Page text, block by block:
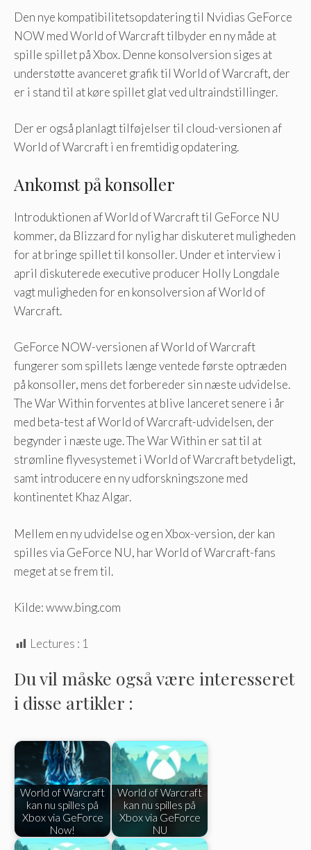
Den nye kompatibilitetsopdatering til Nvidias GeForce
NOW med World of Warcraft tilbyder en ny måde at
spille spillet på Xbox. Denne konsolversion siges at
understøtte avanceret grafik til World of Warcraft, der
er i stand til at køre spillet glat ved ultraindstillinger.
Der er også planlagt tilføjelser til cloud-versionen af ​​
World of Warcraft i en fremtidig opdatering.
Ankomst på konsoller
Introduktionen af ​​World of Warcraft til GeForce NU
kommer, da Blizzard for nylig har diskuteret muligheden
for at bringe spillet til konsoller. Under et interview i
april diskuterede executive producer Holly Longdale
vagt muligheden for en konsolversion af World of
Warcraft.
GeForce NOW-versionen af ​​World of Warcraft
fungerer som spillets længe ventede første optræden
på konsoller, mens det forbereder sin næste udvidelse.
The War Within forventes at blive lanceret senere i år
med beta-test af World of Warcraft-udvidelsen, der
begynder i næste uge. The War Within er sat til at
strømline flyvesystemet i World of Warcraft betydeligt,
samt introducere en ny udforskningszone med
kontinentet Khaz Algar.
Mellem en ny udvidelse og en Xbox-version, der kan
spilles via GeForce NU, har World of Warcraft-fans
meget at se frem til.
Kilde: www.bing.com
Lectures : 1
Du vil måske også være interesseret
i disse artikler :
World of Warcraft
kan nu spilles på
Xbox via GeForce
Now!
World of Warcraft
kan nu spilles på
Xbox via GeForce
NU